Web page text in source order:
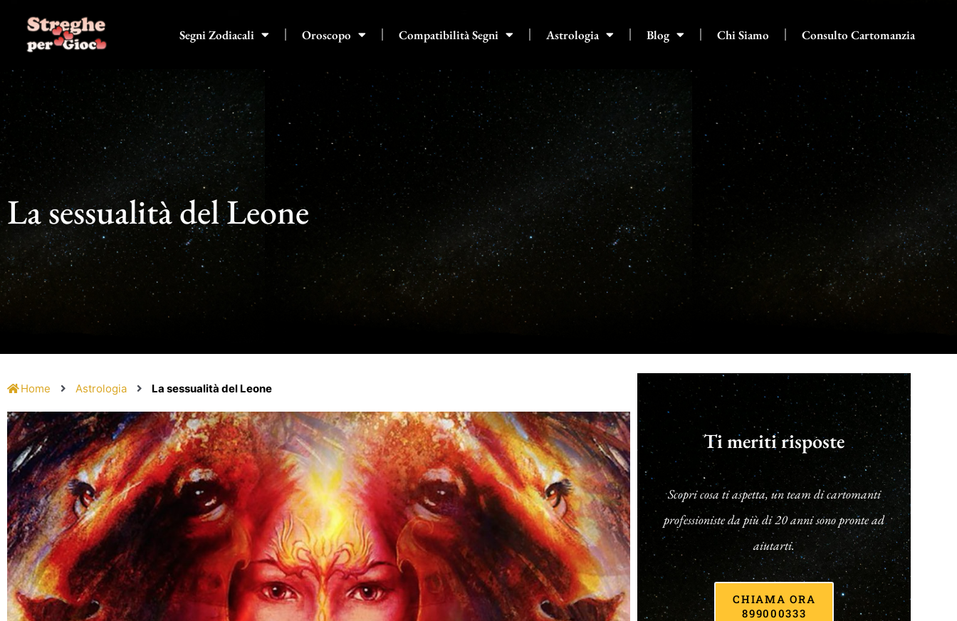
contenuto
Segni Zodiacali Oroscopo Compatibilità Segni Astrologia Blog Chi Siamo Consulto Cartomanzia
La sessualità del Leone
Home Astrologia La sessualità del Leone
Ti meriti risposte
Scopri cosa ti aspetta, un team di cartomanti
professioniste da più di 20 anni sono pronte ad
aiutarti.
CHIAMA ORA
899000333